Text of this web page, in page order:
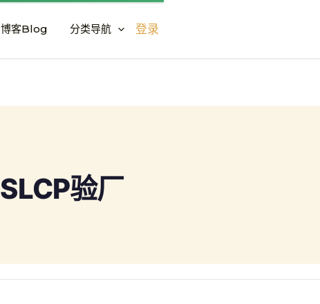
博客Blog 分类导航 登录
SLCP验厂